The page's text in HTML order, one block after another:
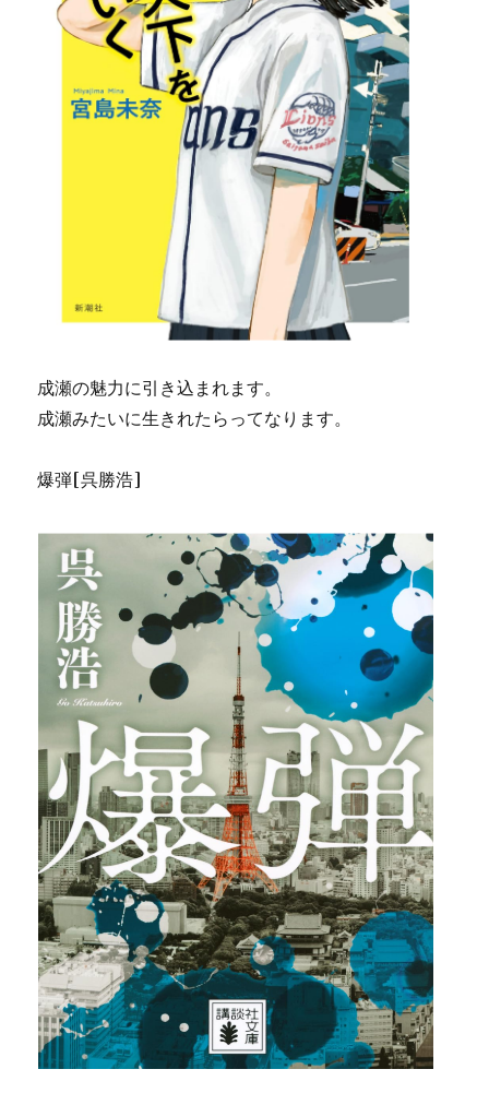
成瀬の魅力に引き込まれます。
成瀬みたいに生きれたらってなります。
爆弾[呉勝浩]